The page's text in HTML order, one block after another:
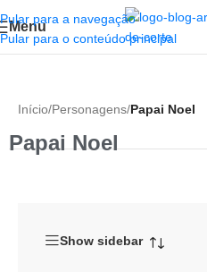
Pular para a navegação
Pular para o conteúdo principal
Menu
Início/Personagens/Papai Noel
Papai Noel
Show sidebar